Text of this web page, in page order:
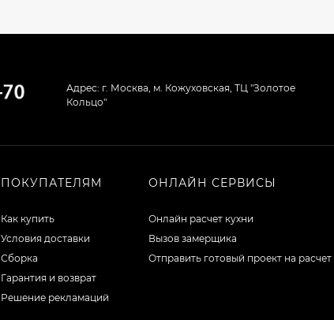
Адрес: г. Москва, м. Кожуховская, ТЦ "Золотое
Кольцо"
ПОКУПАТЕЛЯМ
Как купить
Условия доставки
Сборка
Гарантия и возврат
Решение рекламаций
ОНЛАЙН СЕРВИСЫ
Онлайн расчет кухни
Вызов замерщика
Отправить готовый проект на расчет